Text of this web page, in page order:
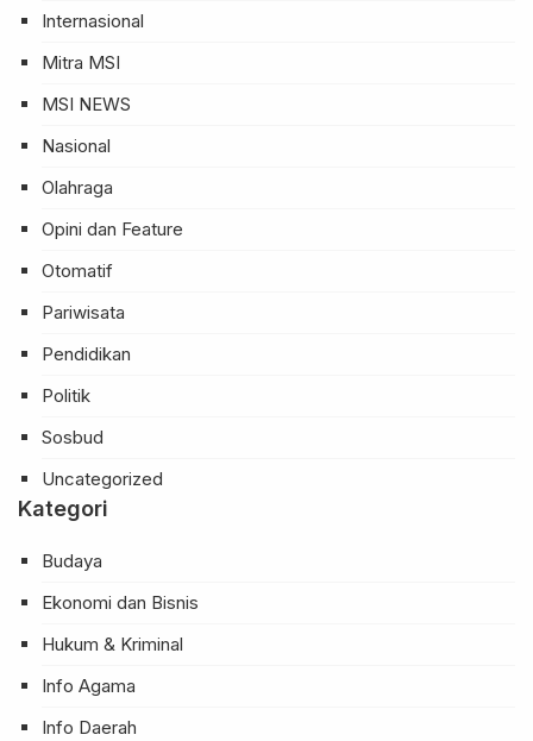
Internasional
Mitra MSI
MSI NEWS
Nasional
Olahraga
Opini dan Feature
Otomatif
Pariwisata
Pendidikan
Politik
Sosbud
Uncategorized
Kategori
Budaya
Ekonomi dan Bisnis
Hukum & Kriminal
Info Agama
Info Daerah